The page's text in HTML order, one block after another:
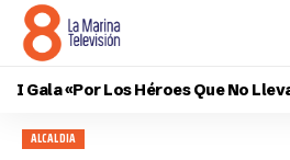
I Gala «Por Los Héroes Que No
ALCALDIA